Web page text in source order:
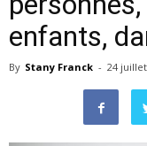
enfants,
By Stany Franck - 24 juillet